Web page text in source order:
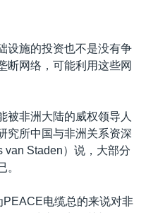
设施的投资也不是没有争
断网络，可能利用这些网
被非洲大陆的威权领导人
究所中国与非洲关系资深
van Staden）说，大部分
。
PEACE电缆总的来说对非